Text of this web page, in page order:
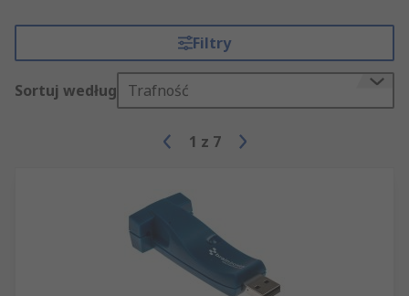
Filtry
Sortuj według Trafność
1 z 7